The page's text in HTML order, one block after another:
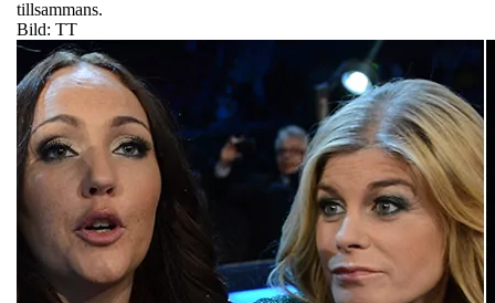
tillsammans.
Bild: TT